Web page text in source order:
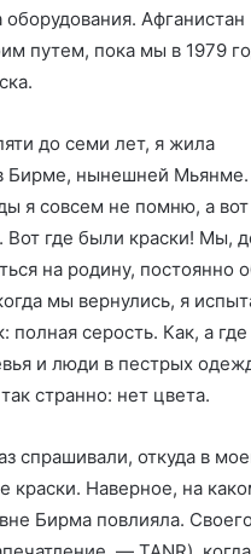
оборудования. Афганистан
путем, пока мы в 1979
до семи лет, я жила
Бирме, нынешней
я совсем не помню, а
Вот где были краски! Мы,
на родину, постоянно
мы вернулись, я
полная серость. Как, а где
и люди в пестрых
странно: нет цвета.
спрашивали, откуда в
краски. Наверное, на
Бирма повлияла.